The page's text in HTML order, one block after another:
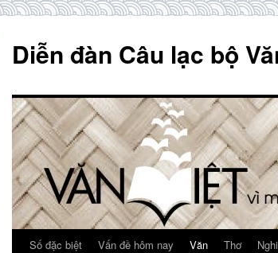
content
Diễn đàn Câu lạc bộ
Số đặc biệt Vấn đề hôm nay Văn Thơ